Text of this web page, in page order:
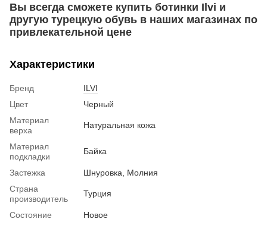
Вы всегда сможете купить ботинки Ilvi и
другую турецкую обувь в наших магазинах по
привлекательной цене
Характеристики
Бренд
ILVI
Цвет
Черный
Материал
верха
Натуральная кожа
Материал
подкладки
Байка
Застежка
Шнуровка, Молния
Страна
производитель
Турция
Состояние
Новое